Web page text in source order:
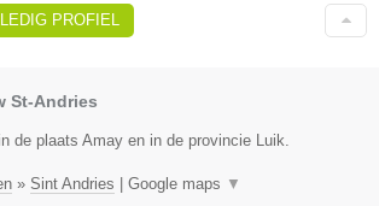
PROFIEL
St-Andries
de plaats Amay en in de provincie Luik.
» Sint Andries Google maps ▼